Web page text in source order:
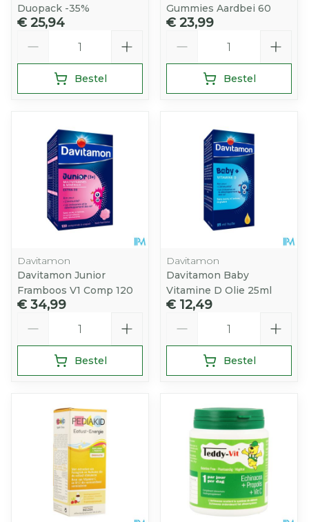
Duopack -35%
€ 25,94
Bestel
Gummies Aardbei 60
€ 23,99
Bestel
Davitamon
Davitamon Junior
Framboos V1 Comp 120
€ 34,99
Bestel
Davitamon
Davitamon Baby
Vitamine D Olie 25ml
€ 12,49
Bestel